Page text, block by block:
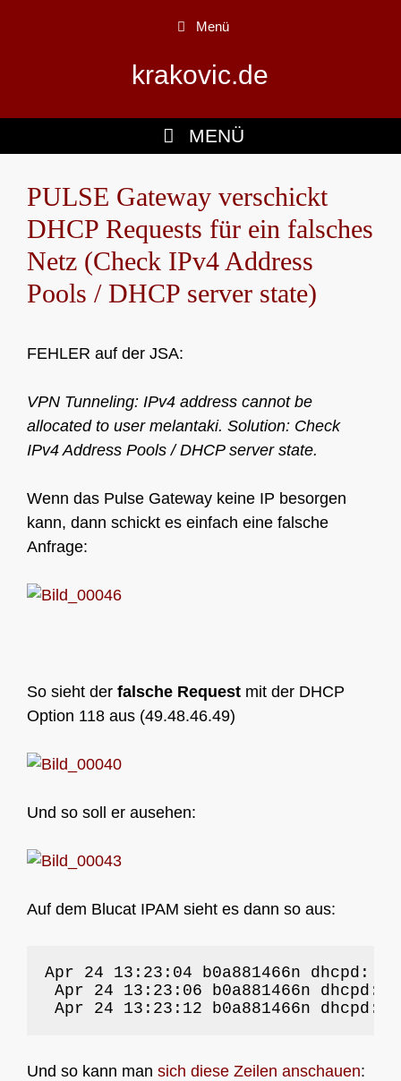
Menü
krakovic.de
MENÜ
PULSE Gateway verschickt
DHCP Requests für ein falsches
Netz (Check IPv4 Address
Pools / DHCP server state)
FEHLER auf der JSA:
VPN Tunneling: IPv4 address cannot be
allocated to user melantaki. Solution: Check
IPv4 Address Pools / DHCP server state.
Wenn das Pulse Gateway keine IP besorgen
kann, dann schickt es einfach eine falsche
Anfrage:
So sieht der falsche Request mit der DHCP
Option 118 aus (49.48.46.49)
Und so soll er ausehen:
Auf dem Blucat IPAM sieht es dann so aus:
Apr 24 13:23:04 b0a881466n dhcpd:
Apr 24 13:23:06 b0a881466n dhcpd:
Apr 24 13:23:12 b0a881466n dhcpd:
Und so kann man sich diese Zeilen anschauen: